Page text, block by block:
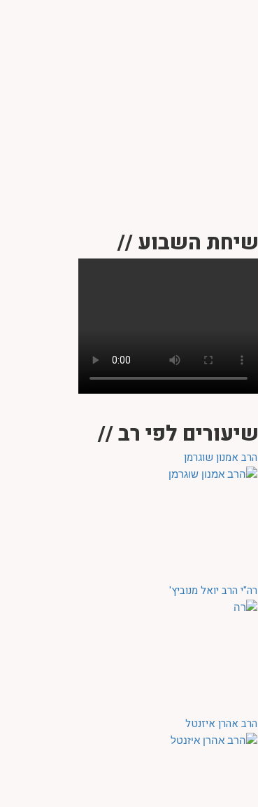
שיחת השבוע //
שיעורים לפי רב //
הרב אמנון שוגרמן
רה"י הרב יואל מנוביץ'
הרב אהרן איזנטל